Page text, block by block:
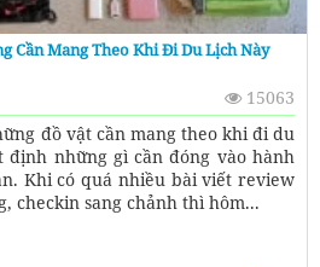
Cần Mang Theo Khi Đi Du Lịch Này
15063
đồ vật cần mang theo khi đi du
những gì cần đóng vào hành
Khi có quá nhiều bài viết review
checkin sang chảnh thì hôm...